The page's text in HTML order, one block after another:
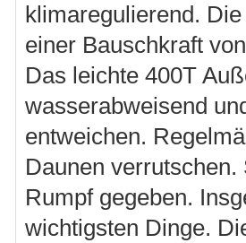
klimaregulierend.
einer Bauschkraft
Das leichte 400T
wasserabweisend
entweichen.
Daunen
Rumpf gegeben.
wichtigsten Dinge.